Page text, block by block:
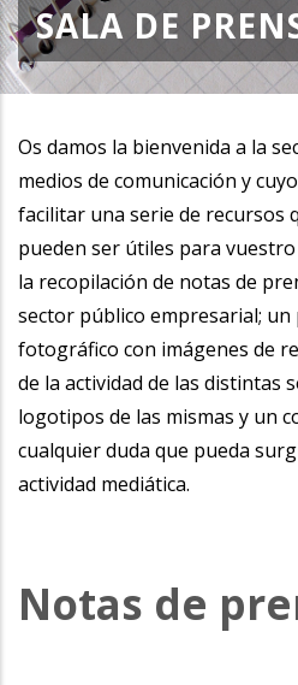
SALA DE
Os damos la bienvenida a la
medios de comunicación y
facilitar una serie de recursos
pueden ser útiles para
la recopilación de notas de
sector público empresarial; un
fotográfico con imágenes de
de la actividad de las distintas
logotipos de las mismas y un
cualquier duda que pueda
actividad mediática.
Notas de